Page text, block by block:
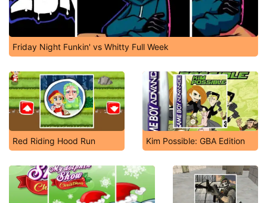
Friday Night Funkin' vs Whitty Full Week
Red Riding Hood Run Kim Possible: GBA Edition